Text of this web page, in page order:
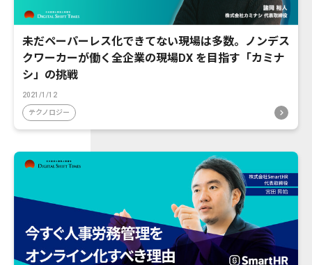
未だペーパーレス化できてない現場は多数。ノンデス
クワーカーが働く全企業の現場DX を目指す「カミナ
シ」の挑戦
2021/1/12
テクノロジー